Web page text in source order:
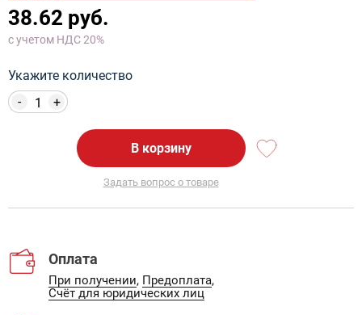
38.62 руб.
с учетом НДС 20%
Укажите количество
+
-
В корзину
Задать вопрос о товаре
Оплата
При получении, Предоплата,
Счёт для юридических лиц